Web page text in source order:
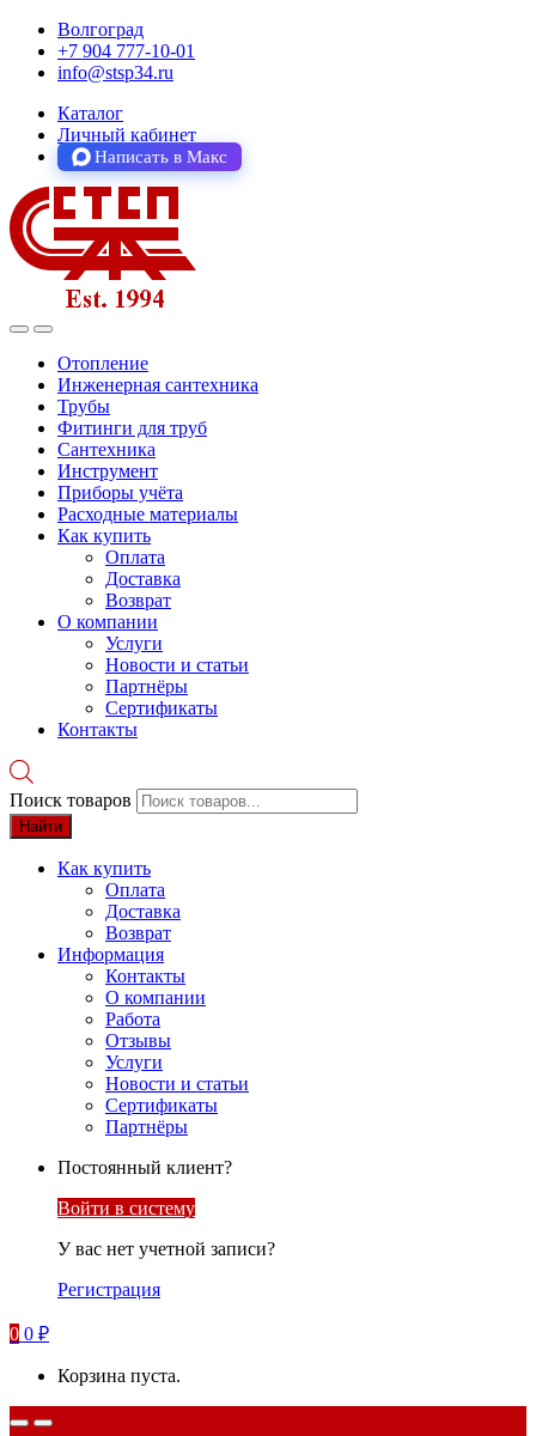
Волгоград
+7 904 777-10-01
info@stsp34.ru
Каталог
Личный кабинет
Написать в Макс
Отопление
Инженерная сантехника
Трубы
Фитинги для труб
Сантехника
Инструмент
Приборы учёта
Расходные материалы
Как купить
Оплата
Доставка
Возврат
О компании
Услуги
Новости и статьи
Партнёры
Сертификаты
Контакты
Поиск товаров
Найти
Как купить
Оплата
Доставка
Возврат
Информация
Контакты
О компании
Работа
Отзывы
Услуги
Новости и статьи
Сертификаты
Партнёры
Постоянный клиент?
Войти в систему
У вас нет учетной записи?
Регистрация
0 0 ₽
Корзина пуста.